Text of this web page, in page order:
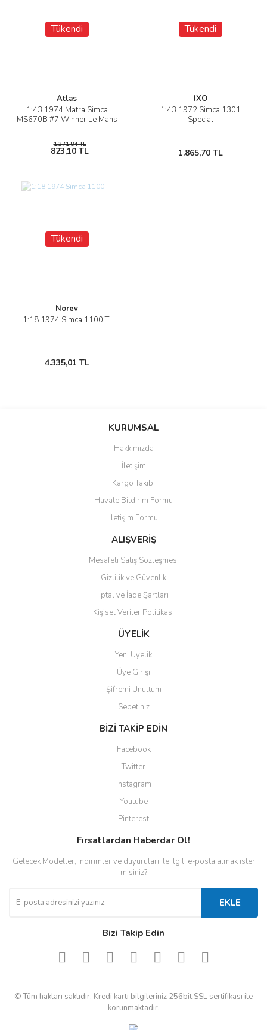
Tükendi
Atlas
1:43 1974 Matra Simca
MS670B #7 Winner Le Mans
1.371,84 TL
823,10 TL
Tükendi
IXO
1:43 1972 Simca 1301
Special
1.865,70 TL
Tükendi
Norev
1:18 1974 Simca 1100 Ti
4.335,01 TL
KURUMSAL
Hakkımızda
İletişim
Kargo Takibi
Havale Bildirim Formu
İletişim Formu
ALIŞVERİŞ
Mesafeli Satış Sözleşmesi
Gizlilik ve Güvenlik
İptal ve İade Şartları
Kişisel Veriler Politikası
ÜYELİK
Yeni Üyelik
Üye Girişi
Şifremi Unuttum
Sepetiniz
BİZİ TAKİP EDİN
Facebook
Twitter
Instagram
Youtube
Pinterest
Fırsatlardan Haberdar Ol!
Gelecek Modeller, indirimler ve duyuruları ile ilgili e-posta almak ister
misiniz?
EKLE
Bizi Takip Edin
© Tüm hakları saklıdır. Kredi kartı bilgileriniz 256bit SSL sertifikası ile
korunmaktadır.